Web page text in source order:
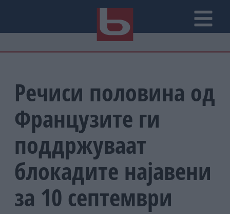
Речиси половина од
Французите ги
поддржуваат
блокадите најавени
за 10 септември